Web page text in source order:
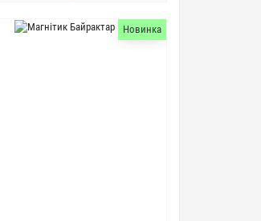
ДО КОШИКА Новинка